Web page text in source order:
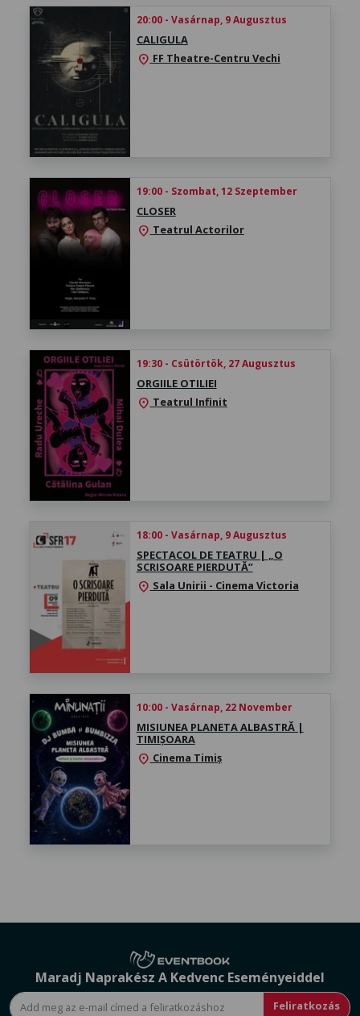
20:00 - Vasárnap, 9 Augusztus
CALIGULA
location_on FF Theatre-Centru Vechi
19:00 - Szombat, 12 Szeptember
CLOSER
location_on Teatrul Actorilor
19:30 - Csütörtök, 27 Augusztus
ORGIILE OTILIEI
location_on Teatrul Infinit
18:00 - Vasárnap, 9 Augusztus
SPECTACOL DE TEATRU | „O
SCRISOARE PIERDUTĂ”
location_on Sala Unirii - Cinema Victoria
10:00 - Vasárnap, 22 November
MISIUNEA PLANETA ALBASTRĂ |
TIMIȘOARA
location_on Cinema Timiș
Maradj Naprakész A Kedvenc Eseményeiddel
Feliratkozás